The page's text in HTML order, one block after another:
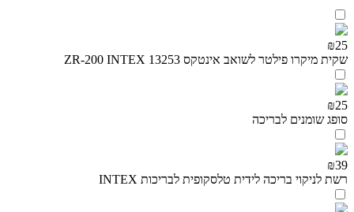
₪25
שקית מיקרו פילטר לשואב אינטקס ZR-200 INTEX 13253
₪25
סופג שומנים לבריכה
₪39
רשת לניקוי בריכה לידית טלסקופית לבריכות INTEX